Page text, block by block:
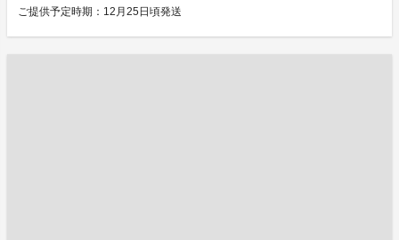
ご提供予定時期：12月25日頃発送